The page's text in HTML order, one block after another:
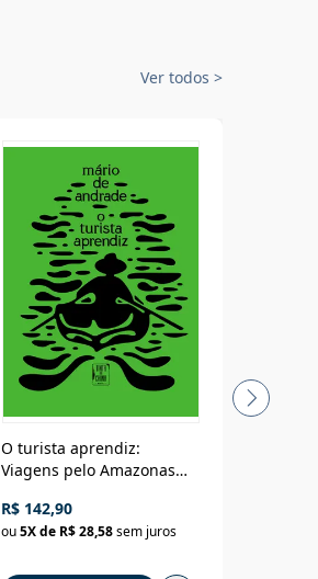
Ver todos >
O turista aprendiz:
Viagens pelo Amazonas
até a Bolívia e por Marajó
até dizer chega
R$ 142,90
ou5X de R$ 28,58sem juros